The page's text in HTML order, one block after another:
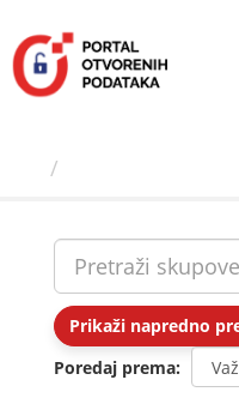
sadržaj
Prikaži napredno
Poredaj prema